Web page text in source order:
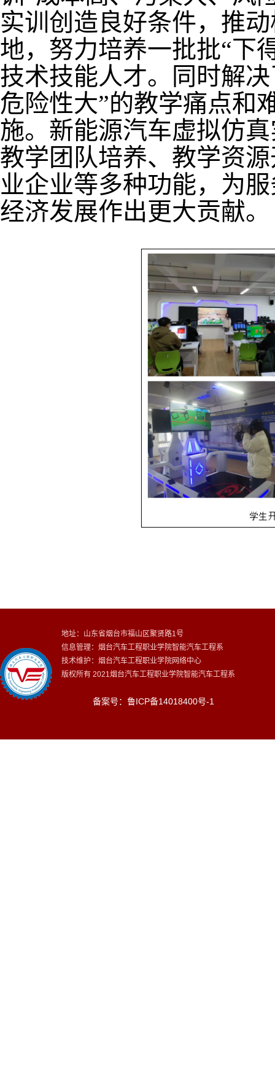
实训创造良好条件，推
地，努力培养一批批“下
技术技能人才。同时解
危险性大”的教学痛点和
施。新能源汽车虚拟仿
教学团队培养、教学资
业企业等多种功能，为
经济发展作出更大贡献。
地址：山东省烟台市福山区聚贤路1号
信息管理：烟台汽车工程职业学院智能汽车工程系
技术维护：烟台汽车工程职业学院网络中心
版权所有 2021烟台汽车工程职业学院智能汽车工程系
备案号：鲁ICP备14018400号-1